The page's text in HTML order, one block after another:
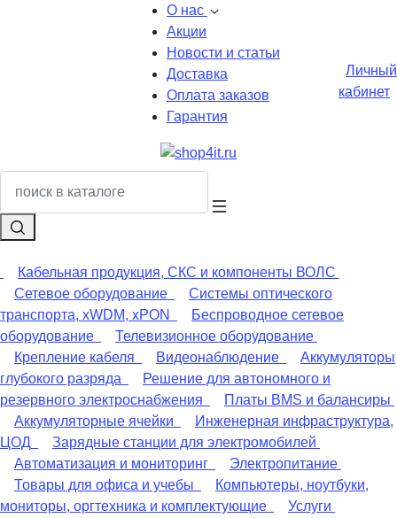
О нас
Акции
Новости и статьи
Доставка
Оплата заказов
Гарантия
Личный
кабинет
Кабельная продукция, СКС и компоненты ВОЛС
Сетевое оборудование
Системы оптического
транспорта, xWDM, xPON
Беспроводное сетевое
оборудование
Телевизионное оборудование
Крепление кабеля
Видеонаблюдение
Аккумуляторы
глубокого разряда
Решение для автономного и
резервного электроснабжения
Платы BMS и балансиры
Аккумуляторные ячейки
Инженерная инфраструктура,
ЦОД
Зарядные станции для электромобилей
Автоматизация и мониторинг
Электропитание
Товары для офиса и учебы
Компьютеры, ноутбуки,
мониторы, оргтехника и комплектующие
Услуги